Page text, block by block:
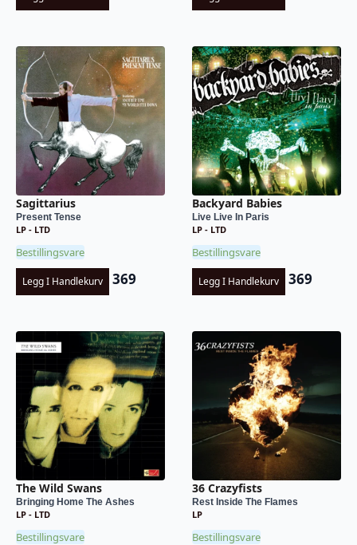
Sagittarius
Present Tense
LP - LTD
Bestillingsvare
Legg I Handlekurv 369
Backyard Babies
Live Live In Paris
LP - LTD
Bestillingsvare
Legg I Handlekurv 369
The Wild Swans
Bringing Home The Ashes
LP - LTD
Bestillingsvare
36 Crazyfists
Rest Inside The Flames
LP
Bestillingsvare